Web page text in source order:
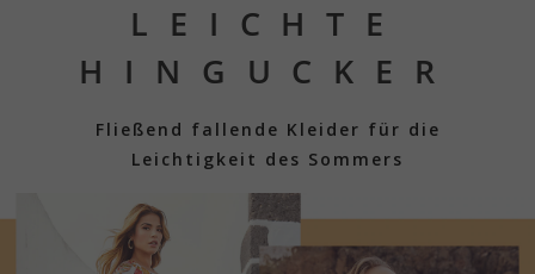
LEICHTE
HINGUCKER
Fließend fallende Kleider für die
Leichtigkeit des Sommers